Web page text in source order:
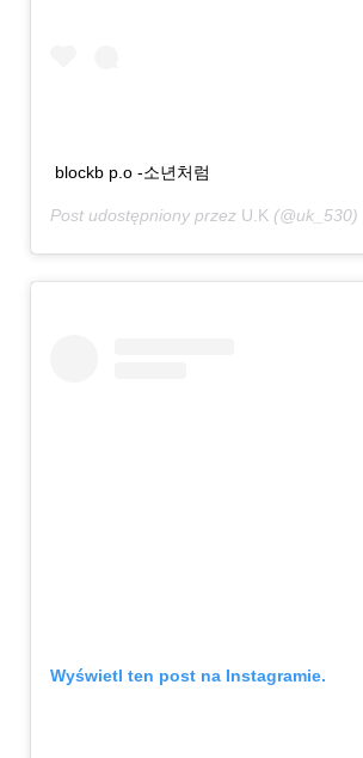
blockb p.o -소년처럼
Post udostępniony przez U.K (@uk_530)
Wyświetl ten post na Instagramie.